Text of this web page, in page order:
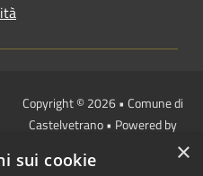
Copyright © 2026 • Comune di
Castelvetrano • Powered by
redazione
×
sui cookie